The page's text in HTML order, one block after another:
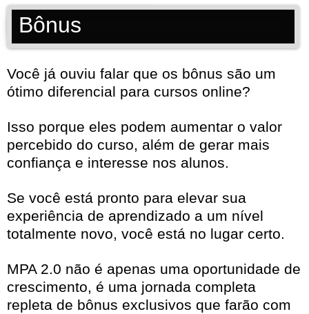
Bônus
Você já ouviu falar que os bônus são um
ótimo diferencial para cursos online?
Isso porque eles podem aumentar o valor
percebido do curso, além de gerar mais
confiança e interesse nos alunos.
Se você está pronto para elevar sua
experiência de aprendizado a um nível
totalmente novo, você está no lugar certo.
MPA 2.0 não é apenas uma oportunidade de
crescimento, é uma jornada completa
repleta de bônus exclusivos que farão com